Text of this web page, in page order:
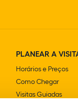
PLANEAR A
Horários e Preços
Como Chegar
Visitas Guiadas